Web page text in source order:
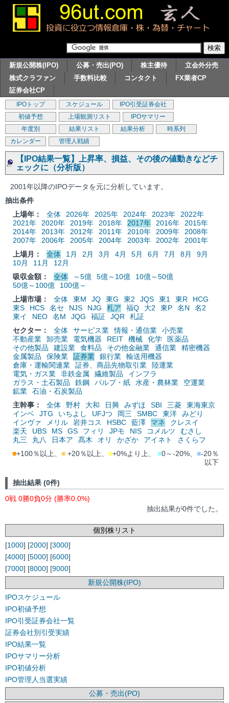
新規公開株(IPO) 公募・売出(PO) 株主優待
立会外分売
株式クラファン
手数料比較 コンタクト
FX業者CP
証券会社CP
IPOトップ スケジュール
IPO引受証券会社
初値予想
上場観測リスト
IPOサマリー
年度別
結果リスト 結果分析
時系列
カレンダー
管理人戦績
【IPO結果一覧】上昇率、損益、その後の値動きなどチ
ェックに（分析版）
2001年以降のIPOデータを元に分析しています。
抽出条件
上場年：
全体 2026年 2025年 2024年 2023年
2022年
2021年
2020年 2019年 2018年 2017年 2016年
2015年
2014年
2013年 2012年 2011年 2010年 2009年
2008年
2007年
2006年 2005年 2004年 2003年 2002年
2001年
上場月：
全体 1月 2月 3月 4月 5月 6月 7月 8月
9月
10月
11月
12月
吸収金額：
全体 ～5億 5億～10億
10億～50億
50億～100億
100億～
上場市場：
全体 東M JQ 東G 東2 JQS 東1 東R
HCG
東S
HCS 名セ NJS NJG 札ア 福Q 大2 東P 名N
名2
東イ
NEO 名M JQG 福証 JQR
札証
セクター：
全体 サービス業 情報・通信業
小売業
不動産業
卸売業 電気機器 REIT 機械 化学
医薬品
その他製品
建設業 食料品 その他金融業 通信業
精密機器
金属製品
保険業 証券業 銀行業
輸送用機器
倉庫・運輸関連業
証券、商品先物取引業
陸運業
電気・ガス業
非鉄金属 繊維製品
インフラ
ガラス・土石製品
鉄鋼 パルプ・紙 水産・農林業
空運業
鉱業
石油・石炭製品
主幹事：
全体 野村 大和 日興 みずほ SBI 三菱
東海東京
インベ
JTG いちよし UFJつ 岡三 SMBC 東洋
みどり
インヴァ
メリル 岩井コス HSBC 藍澤 マネ
クレスイ
楽天
UBS MS GS フィリ JPモ NIS コメルツ
むさし
丸三
丸八 日本ア 髙木 オリ かざか アイネト
さくらフ
■+100％以上、 ■ +20％以上、 ■+0%より上、 ■0～-20%、 ■-20％
以下
抽出結果 (0件)
0戦 0勝0負0分 (勝率0.0%)
抽出結果が0件でした。
個別株リスト
[1000] [2000] [3000]
[4000] [5000] [6000]
[7000] [8000] [9000]
新規公開株(IPO)
IPOスケジュール
IPO初値予想
IPO引受証券会社一覧
証券会社別引受実績
IPO結果一覧
IPOサマリー分析
IPO初値分析
IPO管理人当選実績
公募・売出(PO)